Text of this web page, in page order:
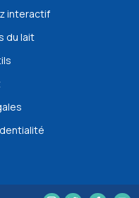
interactif
du lait